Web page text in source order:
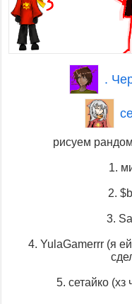
.
рисуем
1.
2.
3.
4. YulaGamerrr (я
5. сетайко (хз